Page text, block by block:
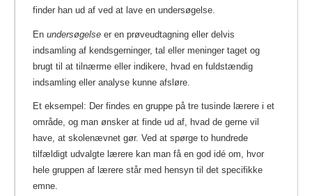
finder han ud af ved at lave en undersøgelse.
En undersøgelse er en prøveudtagning eller delvis
indsamling af kendsgerninger, tal eller meninger taget og
brugt til at tilnærme eller indikere, hvad en fuldstændig
indsamling eller analyse kunne afsløre.
Et eksempel: Der findes en gruppe på tre tusinde lærere i et
område, og man ønsker at finde ud af, hvad de gerne vil
have, at skolenævnet gør. Ved at spørge to hundrede
tilfældigt udvalgte lærere kan man få en god idé om, hvor
hele gruppen af lærere står med hensyn til det specifikke
emne.